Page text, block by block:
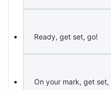
Ready, get set, go!
On your mark, get set,